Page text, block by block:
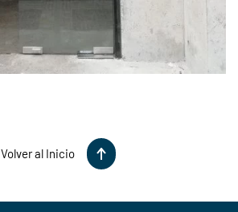
Volver al Inicio